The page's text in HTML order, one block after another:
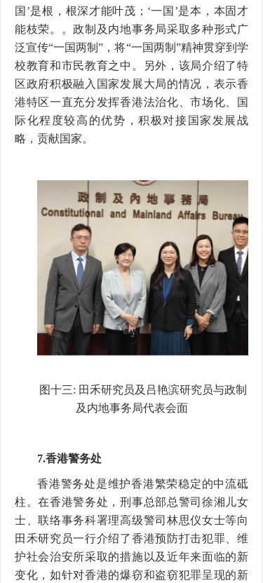
国’是根，根深才能叶茂；‘一国’是本，本固才
能枝荣。。政制及内地事务局采取多种形式广
泛宣传“一国两制”，将“一国两制”精神贯穿到学
校教育和市民教育之中。另外，该局介绍了特
区政府积极融入国家发展大局的情况，表示香
港特区一直充分发挥香港法治化、市场化、国
际化程度较高的优势，积极对接国家发展战
略，贡献国家。
图十三: 田禾研究员及吕艳滨研究员与政制
及内地事务局代表会面
7.香港警务处
香港警务处是维护香港繁荣稳定的中流砥
柱。在香港警务处，刑事总部总警司徐湘儿女
士、联络事务科署理高级警司林思仪女士等向
田禾研究员一行介绍了香港预防打击犯罪、维
护社会治安所采取的措施以及近年来面临的新
变化，如针对香港的爆窃和盗窃犯罪呈现的新